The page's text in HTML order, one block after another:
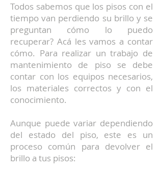
Todos sabemos que los pisos con el
tiempo van perdiendo su brillo y se
preguntan cómo lo puedo
recuperar? Acá les vamos a contar
cómo. Para realizar un trabajo de
mantenimiento de piso se debe
contar con los equipos necesarios,
los materiales correctos y con el
conocimiento.
Aunque puede variar dependiendo
del estado del piso, este es un
proceso común para devolver el
brillo a tus pisos: